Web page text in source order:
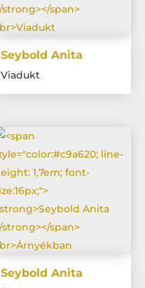
Seybold Anita
Viadukt
Seybold Anita